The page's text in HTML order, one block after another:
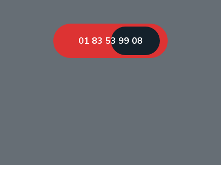
01 83 53 99 08